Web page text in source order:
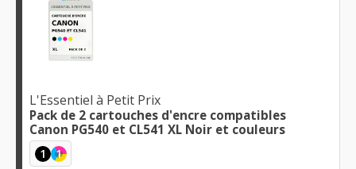
L'Essentiel à Petit Prix
Pack de 2 cartouches d'encre compatibles
Canon PG540 et CL541 XL Noir et couleurs
1 1